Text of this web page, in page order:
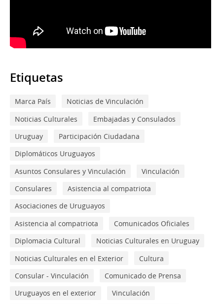
Etiquetas
Marca País
Noticias de Vinculación
Noticias Culturales
Embajadas y Consulados
Uruguay
Participación Ciudadana
Diplomáticos Uruguayos
Asuntos Consulares y Vinculación
Vinculación
Consulares
Asistencia al compatriota
Asociaciones de Uruguayos
Asistencia al compatriota
Comunicados Oficiales
Diplomacia Cultural
Noticias Culturales en Uruguay
Noticias Culturales en el Exterior
Cultura
Consular - Vinculación
Comunicado de Prensa
Uruguayos en el exterior
Vinculación